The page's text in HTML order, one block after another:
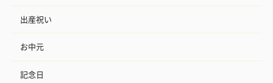
出産祝い
お中元
記念日